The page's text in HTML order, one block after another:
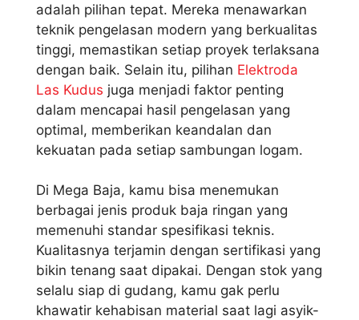
adalah pilihan tepat. Mereka menawarkan
teknik pengelasan modern yang berkualitas
tinggi, memastikan setiap proyek terlaksana
dengan baik. Selain itu, pilihan Elektroda
Las Kudus juga menjadi faktor penting
dalam mencapai hasil pengelasan yang
optimal, memberikan keandalan dan
kekuatan pada setiap sambungan logam.
Di Mega Baja, kamu bisa menemukan
berbagai jenis produk baja ringan yang
memenuhi standar spesifikasi teknis.
Kualitasnya terjamin dengan sertifikasi yang
bikin tenang saat dipakai. Dengan stok yang
selalu siap di gudang, kamu gak perlu
khawatir kehabisan material saat lagi asyik-